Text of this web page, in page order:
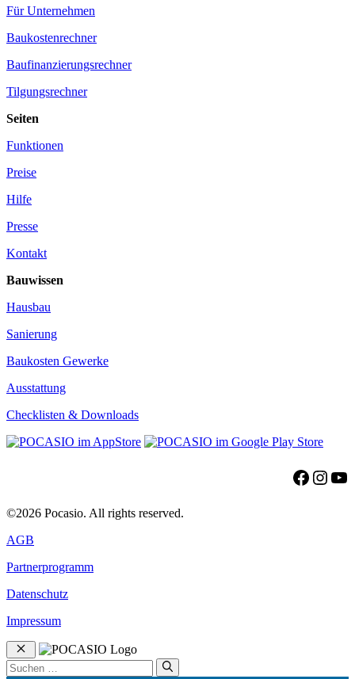
Für Unternehmen
Baukostenrechner
Baufinanzierungsrechner
Tilgungsrechner
Seiten
Funktionen
Preise
Hilfe
Presse
Kontakt
Bauwissen
Hausbau
Sanierung
Baukosten Gewerke
Ausstattung
Checklisten & Downloads
©2026 Pocasio. All rights reserved.
AGB
Partnerprogramm
Datenschutz
Impressum
Schließen
Suchen